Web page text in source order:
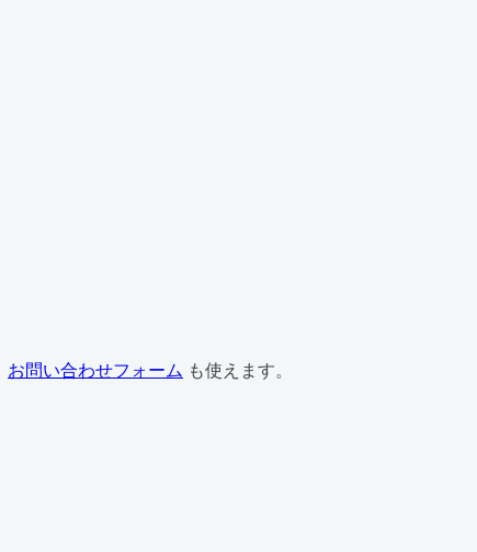
お問い合わせフォーム も使えます。